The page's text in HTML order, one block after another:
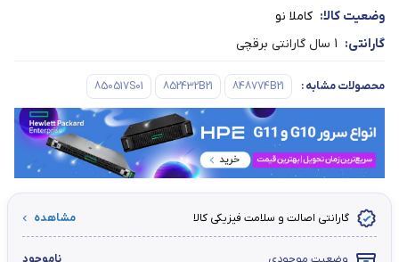
وضعیت کالا: کاملا نو
گارانتی: 1 سال گارانتی برقچی
محصولات مشابه:
848774B21
852432B21
850517S01
گارانتی اصالت و سلامت فیزیکی کالا مشاهده
وضعیت موجودی
ناموجود